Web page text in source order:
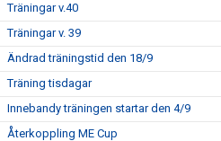
Träningar v.40
Träningar v. 39
Ändrad träningstid den 18/9
Träning tisdagar
Innebandy träningen startar den 4/9
Återkoppling ME Cup